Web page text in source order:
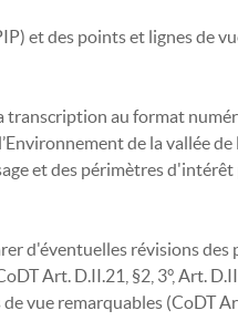
et des points et lignes de
transcription au format
de la vallée de
et des périmètres
d'éventuelles révisions des
Art. D.II.21, §2, 3°, Art.
vue remarquables (CoDT